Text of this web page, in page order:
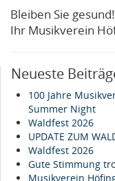
Bleiben Sie gesund!
Ihr Musikverein
Neueste
100 Jahre
Summer Night
Waldfest 2026
UPDATE ZUM
Waldfest 2026
Gute Stimmung
Musikverein